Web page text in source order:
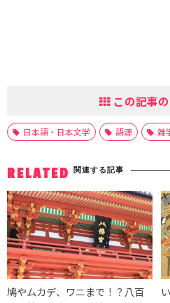
この記事
日本語・日本文学 語源 雑
RELATED 関連する記事
鳩やムカデ、ワニまで！？八百